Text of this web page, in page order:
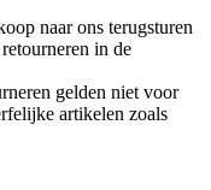
naar ons terugsturen
retourneren in de
gelden niet voor
artikelen zoals